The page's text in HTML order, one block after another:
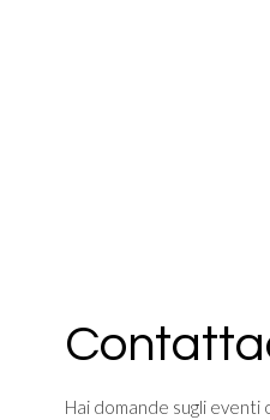
Hai domande sugli eventi